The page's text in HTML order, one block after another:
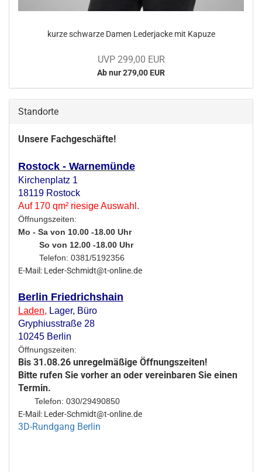
kurze schwar­ze Damen Le­der­ja­cke mit Ka­pu­ze
UVP 299,00 EUR
Ab nur 279,00 EUR
Standorte
Unsere Fachgeschäfte!
Rostock - Warnemünde
Kirchenplatz 1
18119 Rostock
Auf 170 qm² riesige Auswahl.
Öffnungszeiten:
Mo - Sa von 10.00 -18.00 Uhr
So von 12.00 -18.00 Uhr
Telefon: 0381/5192356
E-Mail: Leder-Schmidt@t-online.de
Berlin Friedrichshain
Laden, Lager, Büro
Gryphiusstraße 28
10245 Berlin
Öffnungszeiten:
Bis 31.08.26 unregelmäßige Öffnungszeiten!
Bitte rufen Sie vorher an oder vereinbaren Sie einen
Termin.
Telefon: 030/29490850
E-Mail: Leder-Schmidt@t-online.de
3D-Rundgang Berlin